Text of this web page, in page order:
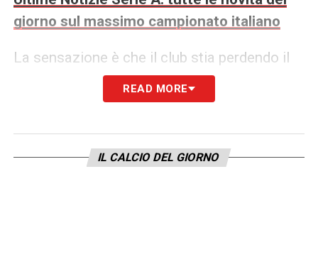
giorno sul massimo campionato italiano
La sensazione è che il club stia perdendo il
contatto con i tifosi, che si sentono
spettatori più che parte integrante della
progetto più di marketing che di calcio, dove
la comunicazione ufficiale prevale sul
READ MORE
IL CALCIO DEL GIORNO